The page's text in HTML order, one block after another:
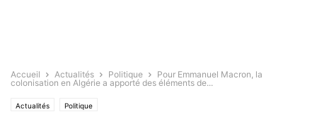
Accueil Actualités Politique
Pour Emmanuel Macron, la
colonisation en Algérie a apporté des éléments de...
Actualités Politique